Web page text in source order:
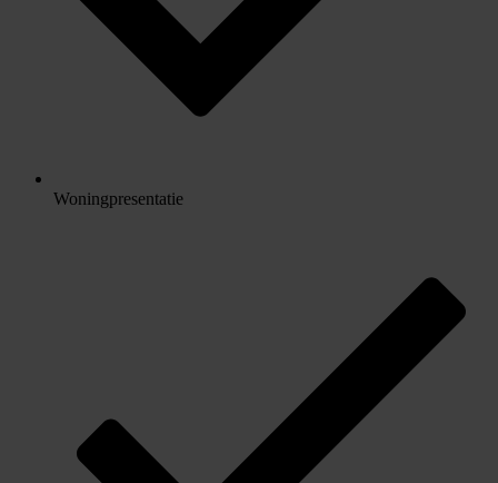
Woningpresentatie